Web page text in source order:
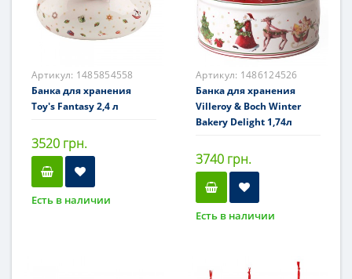
Артикул: 1485854558
Банка для хранения
Toy's Fantasy 2,4 л
3520 грн.
Есть в наличии
Артикул: 1486124526
Банка для хранения
Villeroy & Boch Winter
Bakery Delight 1,74л
3740 грн.
Есть в наличии